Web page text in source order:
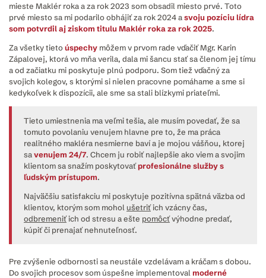
mieste Maklér roka a za rok 2023 som obsadil miesto prvé. Toto
prvé miesto sa mi podarilo obhájiť za rok 2024 asvoju pozíciu lídra
som potvrdil aj ziskom titulu Maklér roka za rok 2025.
Za všetky tietoúspechy môžem v prvom rade vďačiť Mgr. Karin
Zápalovej, ktorá vo mňa verila, dala mi šancu stať sa členom jej tímu
a od začiatku mi poskytuje plnú podporu. Som tiež vďačný za
svojich kolegov, s ktorými si nielen pracovne pomáhame a sme si
kedykoľvek k dispozícii, ale sme sa stali blízkymi priateľmi.
Tieto umiestnenia ma veľmi tešia, ale musím povedať, že sa
tomuto povolaniu venujem hlavne pre to, že ma práca
realitného makléra nesmierne baví a je mojou vášňou, ktorej
savenujem 24/7. Chcem ju robiť najlepšie ako viem a svojim
klientom sa snažím poskytovaťprofesionálne služby s
ľudským prístupom.
Najväčšiu satisfakciu mi poskytuje pozitívna spätná väzba od
klientov, ktorým som mohol ušetriťich vzácny čas,
odbremeniťich od stresu a ešte pomôcťvýhodne predať,
kúpiť či prenajať nehnuteľnosť.
Pre zvýšenie odbornosti sa neustále vzdelávam a kráčam s dobou.
Do svojich procesov som úspešne implementoval moderné